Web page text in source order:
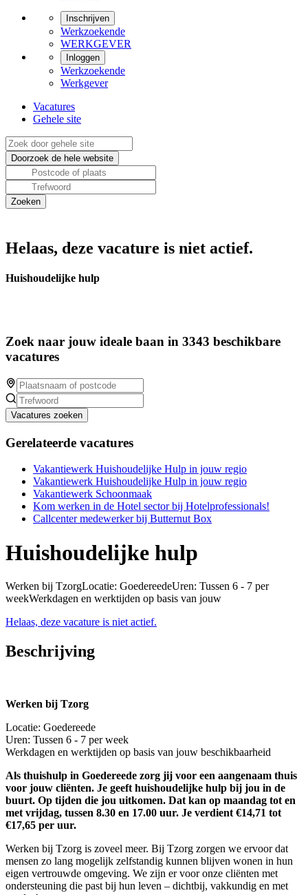
Inschrijven
Werkzoekende
WERKGEVER
Inloggen
Werkzoekende
Werkgever
Vacatures
Gehele site
Helaas, deze vacature is niet actief.
Huishoudelijke hulp
Zoek naar jouw ideale baan in 3343 beschikbare
vacatures
Vacatures zoeken
Gerelateerde vacatures
Vakantiewerk Huishoudelijke Hulp in jouw regio
Vakantiewerk Huishoudelijke Hulp in jouw regio
Vakantiewerk Schoonmaak
Kom werken in de Hotel sector bij Hotelprofessionals!
Callcenter medewerker bij Butternut Box
Huishoudelijke hulp
Werken bij TzorgLocatie: GoedereedeUren: Tussen 6 - 7 per
weekWerkdagen en werktijden op basis van jouw
Helaas, deze vacature is niet actief.
Beschrijving
Werken bij Tzorg
Locatie: Goedereede
Uren: Tussen 6 - 7 per week
Werkdagen en werktijden op basis van jouw beschikbaarheid
Als thuishulp in Goedereede zorg jij voor een aangenaam thuis
voor jouw cliënten. Je geeft huishoudelijke hulp bij jou in de
buurt. Op tijden die jou uitkomen. Dat kan op maandag tot en
met vrijdag, tussen 8.30 en 17.00 uur. Je verdient €14,71 tot
€17,65 per uur.
Werken bij Tzorg is zoveel meer. Bij Tzorg zorgen we ervoor dat
mensen zo lang mogelijk zelfstandig kunnen blijven wonen in hun
eigen vertrouwde omgeving. We zijn er voor onze cliënten met
ondersteuning die past bij hun leven – dichtbij, vakkundig en met